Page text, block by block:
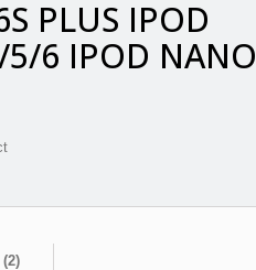
PLUS IPOD
6 IPOD NANO
(2)